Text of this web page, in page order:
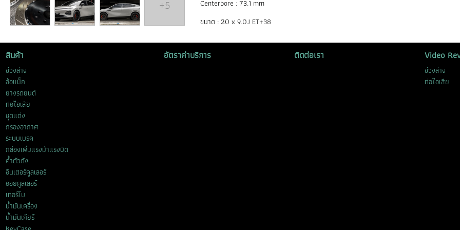
+5
Centerbore : 73.1 mm
ขนาด : 20 x 9.0J ET+38
สินค้า
ช่วงล่าง
ล้อแม็ก
ยางรถยนต์
ท่อไอเสีย
ชุดแต่ง
กรองอากาศ
ระบบเบรค
กล่องเพิ่มแรงม้าแรงบิด
ค้ำตัวถัง
อินเตอร์คูลเลอร์
ออยคูลเลอร์
เทอร์โบ
น้ำมันเครื่อง
น้ำมันเกียร์
อัตราค่าบริการ ติดต่อเรา Video
ช่วงล่าง
ท่อไอเสีย